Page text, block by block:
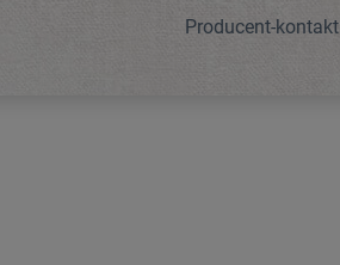
Producent-kontakt